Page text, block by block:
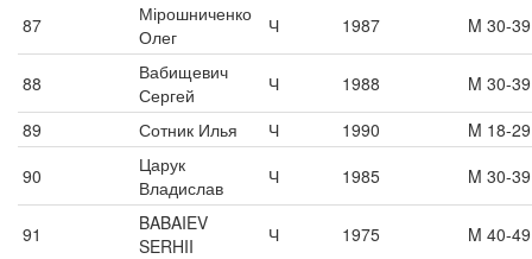
87
Мірошниченко
Олег
Ч 1987 M 30-39
88
Вабищевич
Сергей
Ч 1988
M 30-39
89
Сотник Илья Ч 1990
M 18-29
90
Царук
Владислав
Ч 1985 M 30-39
91
BABAIEV
SERHII
Ч 1975 M 40-49